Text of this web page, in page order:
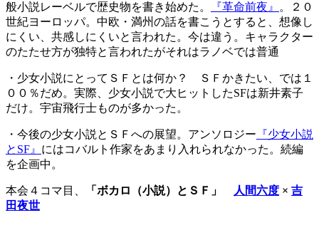
般小説レーベルで歴史物を書き始めた。
『革命前夜』
。２０
世紀ヨーロッパ。中欧・満州の話を書こうとすると、想像し
にくい、共感しにくいと言われた。今は違う。キャラクター
のたたせ方が独特と言われたがそれはラノベでは普通
・少女小説にとってＳＦとは何か？ ＳＦかきたい、では１
００％だめ。実際、少女小説で大ヒットしたSFは新井素子
だけ。宇宙飛行士ものが多かった。
・今後の少女小説とＳＦへの展望。アンソロジー 『少女小説
とSF』 にはコバルト作家をあまり入れられなかった。続編
を企画中。
本会４コマ目、 「ボカロ（小説）とＳＦ」 人間六度 × 吉
田夜世